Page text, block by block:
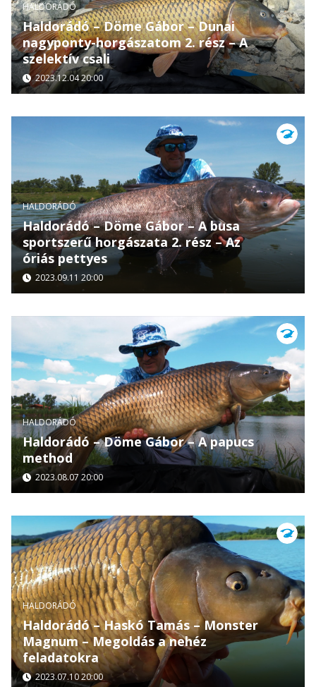
HALDORÁDÓ
Haldorádó – Döme Gábor – Dunai
nagyponty-horgászatom 2. rész – A
szelektív csali
2023.12.04 20:00
HALDORÁDÓ
Haldorádó – Döme Gábor – A busa
sportszerű horgászata 2. rész – Az
óriás pettyes
2023.09.11 20:00
HALDORÁDÓ
Haldorádó – Döme Gábor – A papucs
method
2023.08.07 20:00
HALDORÁDÓ
Haldorádó – Haskó Tamás – Monster
Magnum – Megoldás a nehéz
feladatokra
2023.07.10 20:00